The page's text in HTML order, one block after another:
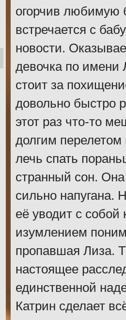
огорчив любимую
встречается с
новости.
девочка по имени
стоит за
довольно быстро
этот раз что-то
долгим
лечь спать
странный сон. Она
сильно напугана.
её уводит с собой
изумлением
пропавшая Лиза.
настоящее
единственной
Катрин сделает